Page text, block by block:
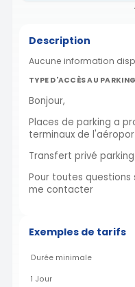
Description
Aucune information
TYPE D'ACCÈS AU PARKING
Bonjour,
Places de parking a
terminaux de
Transfert privé
Pour toutes
me contacter
Exemples de tarifs
Durée minimale
1 Jour